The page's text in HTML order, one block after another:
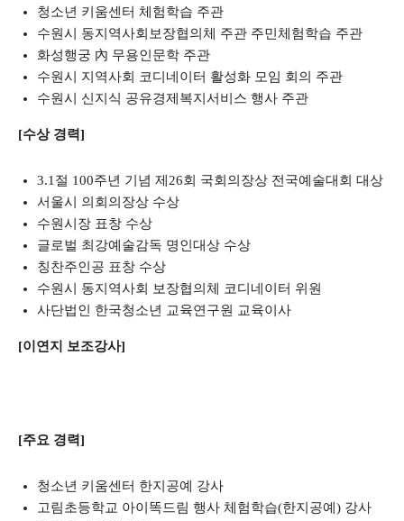
청소년 키움센터 체험학습 주관
수원시 동지역사회보장협의체 주관 주민체험학습 주관
화성행궁 內 무용인문학 주관
수원시 지역사회 코디네이터 활성화 모임 회의 주관
수원시 신지식 공유경제복지서비스 행사 주관
[수상 경력]
3.1절 100주년 기념 제26회 국회의장상 전국예술대회 대상
서울시 의회의장상 수상
수원시장 표창 수상
글로벌 최강예술감독 명인대상 수상
칭찬주인공 표창 수상
수원시 동지역사회 보장협의체 코디네이터 위원
사단법인 한국청소년 교육연구원 교육이사
[이연지 보조강사]
[주요 경력]
청소년 키움센터 한지공예 강사
고림초등학교 아이똑드림 행사 체험학습(한지공예) 강사